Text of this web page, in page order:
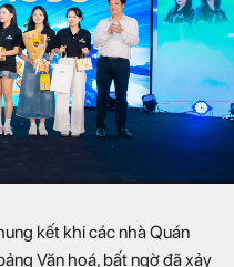
kết khi các nhà Quán
Văn hoá, bất ngờ đã xảy